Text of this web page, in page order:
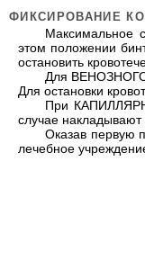
ФИКСИРОВАНИЕ
Максимальное
этом положении
остановить
Для ВЕНОЗНОГО
Для остановки
При
случае
Оказав первую
лечебное